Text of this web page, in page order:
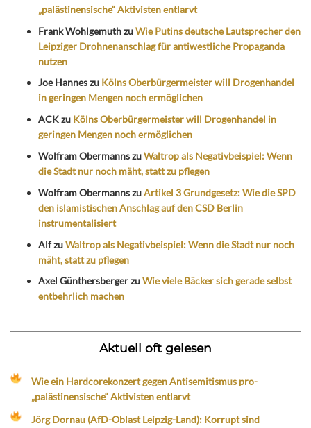
„palästinensische“ Aktivisten entlarvt
Frank WohlgemuthzuWie Putins deutsche Lautsprecher den
Leipziger Drohnenanschlag für antiwestliche Propaganda
nutzen
Joe Hanneszu Kölns Oberbürgermeister will Drogenhandel
in geringen Mengen noch ermöglichen
ACKzu Kölns Oberbürgermeister will Drogenhandel in
geringen Mengen noch ermöglichen
Wolfram ObermannszuWaltrop als Negativbeispiel: Wenn
die Stadt nur noch mäht, statt zu pflegen
Wolfram ObermannszuArtikel 3 Grundgesetz: Wie die SPD
den islamistischen Anschlag auf den CSD Berlin
instrumentalisiert
AlfzuWaltrop als Negativbeispiel: Wenn die Stadt nur noch
mäht, statt zu pflegen
Axel GünthersbergerzuWie viele Bäcker sich gerade selbst
entbehrlich machen
Aktuell oft gelesen
Wie ein Hardcorekonzert gegen Antisemitismus pro-
„palästinensische“ Aktivisten entlarvt
Jörg Dornau (AfD-Oblast Leipzig-Land): Korrupt sind